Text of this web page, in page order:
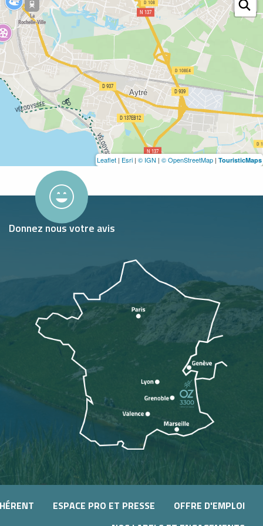
Leaflet | Esri | © IGN | © OpenStreetMap | TouristicMaps
Donnez nous votre avis
ESPACE PRO ET PRESSE
OFFRE D'EMPLOI